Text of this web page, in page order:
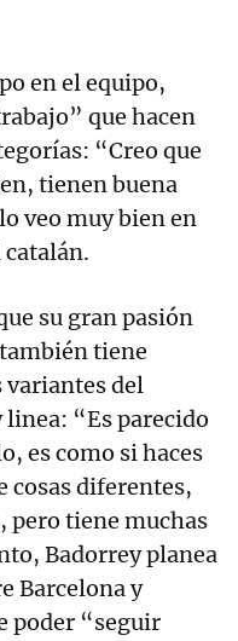
en el equipo,
que hacen
“Creo que
tienen buena
veo muy bien en
catalán.
su gran pasión
tiene
variantes del
“Es parecido
es como si haces
cosas diferentes,
pero tiene muchas
Badorrey planea
Barcelona y
poder “seguir